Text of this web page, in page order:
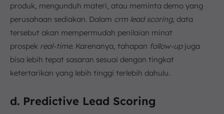
produk, mengunduh materi, atau meminta demo yang
perusahaan sediakan. Dalam crm lead scoring, data
tersebut akan mempermudah penilaian minat
prospek real-time. Karenanya, tahapan follow-up juga
bisa lebih tepat sasaran sesuai dengan tingkat
ketertarikan yang lebih tinggi terlebih dahulu.
d. Predictive Lead Scoring